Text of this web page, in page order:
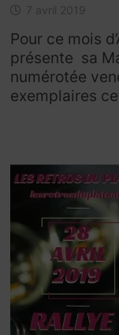
7 avril 2019
Pour ce mois
présente sa
numérotée
exemplaires